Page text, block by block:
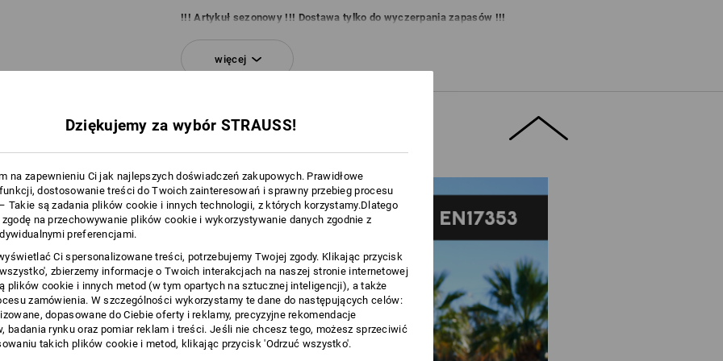
!!! Artykuł sezonowy !!! Dostawa tylko do wyczerpania zapasów !!!
Kliknij przycisk „Karta danych”, aby uzyskać więcej informacji.
Logoservice
więcej
Dziękujemy za wybór STRAUSS!
na zapewnieniu Ci jak najlepszych doświadczeń zakupowych. Prawidłowe
dostosowanie treści do Twoich zainteresowań i sprawny przebieg procesu
Takie są zadania plików cookie i innych technologii, z których korzystamy.Dlatego
na przechowywanie plików cookie i wykorzystywanie danych zgodnie z
preferencjami.
Ci spersonalizowane treści, potrzebujemy Twojej zgody. Klikając przycisk
zbierzemy informacje o Twoich interakcjach na naszej stronie internetowej
plików cookie i innych metod (w tym opartych na sztucznej inteligencji), a także
zamówienia. W szczególności wykorzystamy te dane do następujących celów:
dopasowane do Ciebie oferty i reklamy, precyzyjne rekomendacje
badania rynku oraz pomiar reklam i treści. Jeśli nie chcesz tego, możesz sprzeciwić
takich plików cookie i metod, klikając przycisk 'Odrzuć wszystko'.